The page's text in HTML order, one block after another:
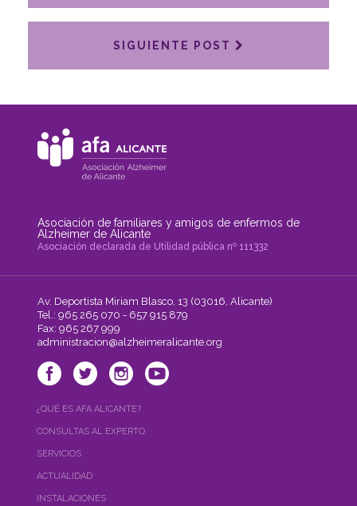
SIGUIENTE POST
Asociación de familiares y amigos de enfermos de
Alzheimer de Alicante
Asociación declarada de Utilidad pública nº 111332
Av. Deportista Miriam Blasco, 13 (03016, Alicante)
Tel.: 965 265 070 - 657 915 879
Fax: 965 267 999
administracion@alzheimeralicante.org
¿QUÉ ES AFA ALICANTE?
CONSULTAS AL EXPERTO
SERVICIOS
ACTUALIDAD
INSTALACIONES